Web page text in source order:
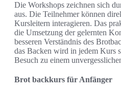
Die Workshops zeichnen sich
aus. Die Teilnehmer können
Kursleitern interagieren. Das
die Umsetzung der gelernten
besseren Verständnis des
das Backen wird in jedem Kurs
Besuch zu einem
Brot backkurs für Anfänger